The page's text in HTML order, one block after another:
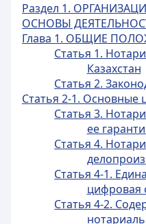
Раздел 1.
ОСНОВЫ
Глава 1. ОБЩИЕ
Статья 1.
Казахстан
Статья 2.
Статья 2-1. Основные
Статья 3.
ее
Статья 4.
Статья 4-1.
цифровая
Статья 4-2.